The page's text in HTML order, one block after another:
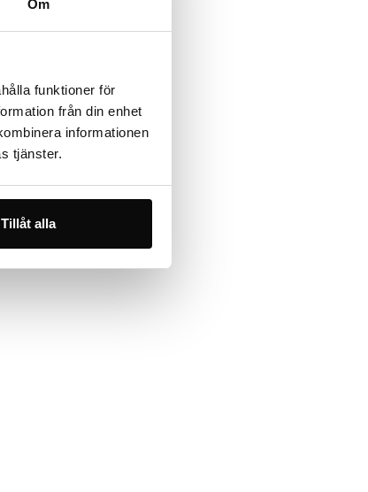
Om
funktioner för
från din enhet
informationen
tjänster.
Tillåt alla